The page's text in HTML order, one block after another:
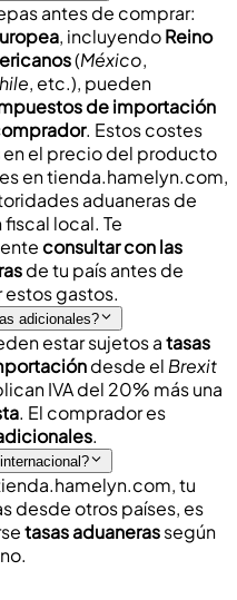
antes de comprar:
, incluyendoReino
(México,
, etc.), pueden
de importación
. Estos costes
en el precio del producto
entienda.hamelyn.com,
aduaneras de
local. Te
consultar con las
de tu país antes de
estos gastos.
adicionales?
estar sujetos atasas
desde el Brexit
IVA del 20% más una
. El comprador es
.
, tu
desde otros países, es
tasas aduanerassegún